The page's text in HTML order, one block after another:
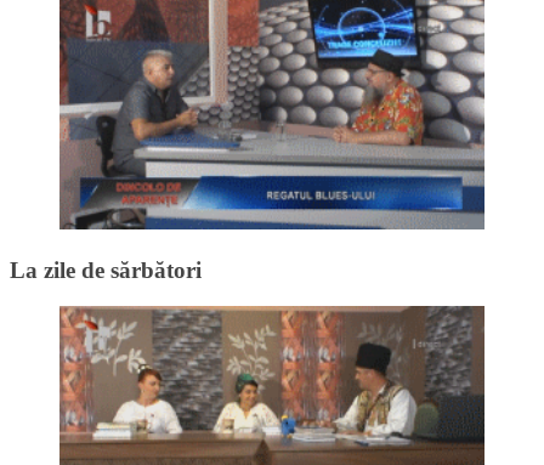
La zile de sărbători